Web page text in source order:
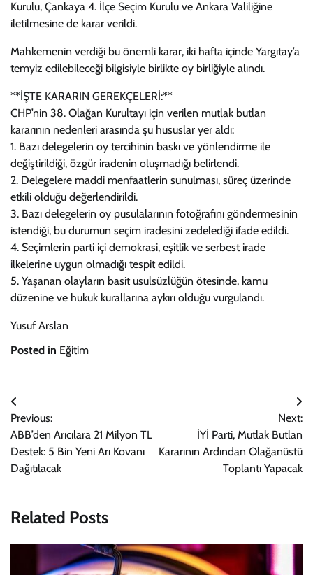
Kurulu, Çankaya 4. İlçe Seçim Kurulu ve Ankara Valiliğine
iletilmesine de karar verildi.
Mahkemenin verdiği bu önemli karar, iki hafta içinde Yargıtay’a
temyiz edilebileceği bilgisiyle birlikte oy birliğiyle alındı.
**İŞTE KARARIN GEREKÇELERİ:**
CHP’nin 38. Olağan Kurultayı için verilen mutlak butlan
kararının nedenleri arasında şu hususlar yer aldı:
1. Bazı delegelerin oy tercihinin baskı ve yönlendirme ile
değiştirildiği, özgür iradenin oluşmadığı belirlendi.
2. Delegelere maddi menfaatlerin sunulması, süreç üzerinde
etkili olduğu değerlendirildi.
3. Bazı delegelerin oy pusulalarının fotoğrafını göndermesinin
istendiği, bu durumun seçim iradesini zedelediği ifade edildi.
4. Seçimlerin parti içi demokrasi, eşitlik ve serbest irade
ilkelerine uygun olmadığı tespit edildi.
5. Yaşanan olayların basit usulsüzlüğün ötesinde, kamu
düzenine ve hukuk kurallarına aykırı olduğu vurgulandı.
Yusuf Arslan
Posted in Eğitim
Yazı
gezinmesi
Previous:
ABB’den Arıcılara 21 Milyon TL
Destek: 5 Bin Yeni Arı Kovanı
Dağıtılacak
Next:
İYİ Parti, Mutlak Butlan
Kararının Ardından Olağanüstü
Toplantı Yapacak
Related Posts